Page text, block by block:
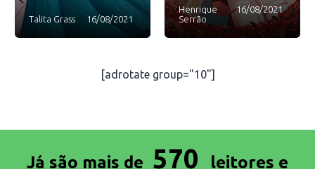
Talita Grass 16/08/2021
Henrique
Serrão
16/08/2021
[adrotate group="10"]
Já são mais de 570 leitores e